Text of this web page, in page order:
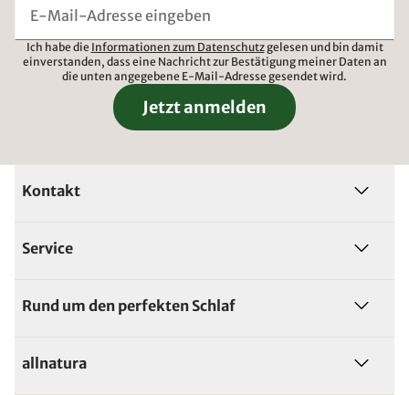
Ich habe die Informationen zum Datenschutzgelesen und bin damit
einverstanden, dass eine Nachricht zur Bestätigung meiner Daten an
die unten angegebene E-Mail-Adresse gesendet wird.
Jetzt anmelden
Kontakt
Service
Rund um den perfekten Schlaf
allnatura